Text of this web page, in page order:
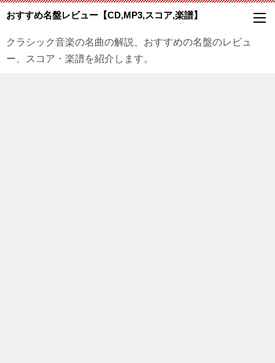
おすすめ名盤レビュー【CD,MP3,スコア,楽譜】
クラシック音楽の名曲の解説、おすすめの名盤のレビュ
ー、スコア・楽譜を紹介します。